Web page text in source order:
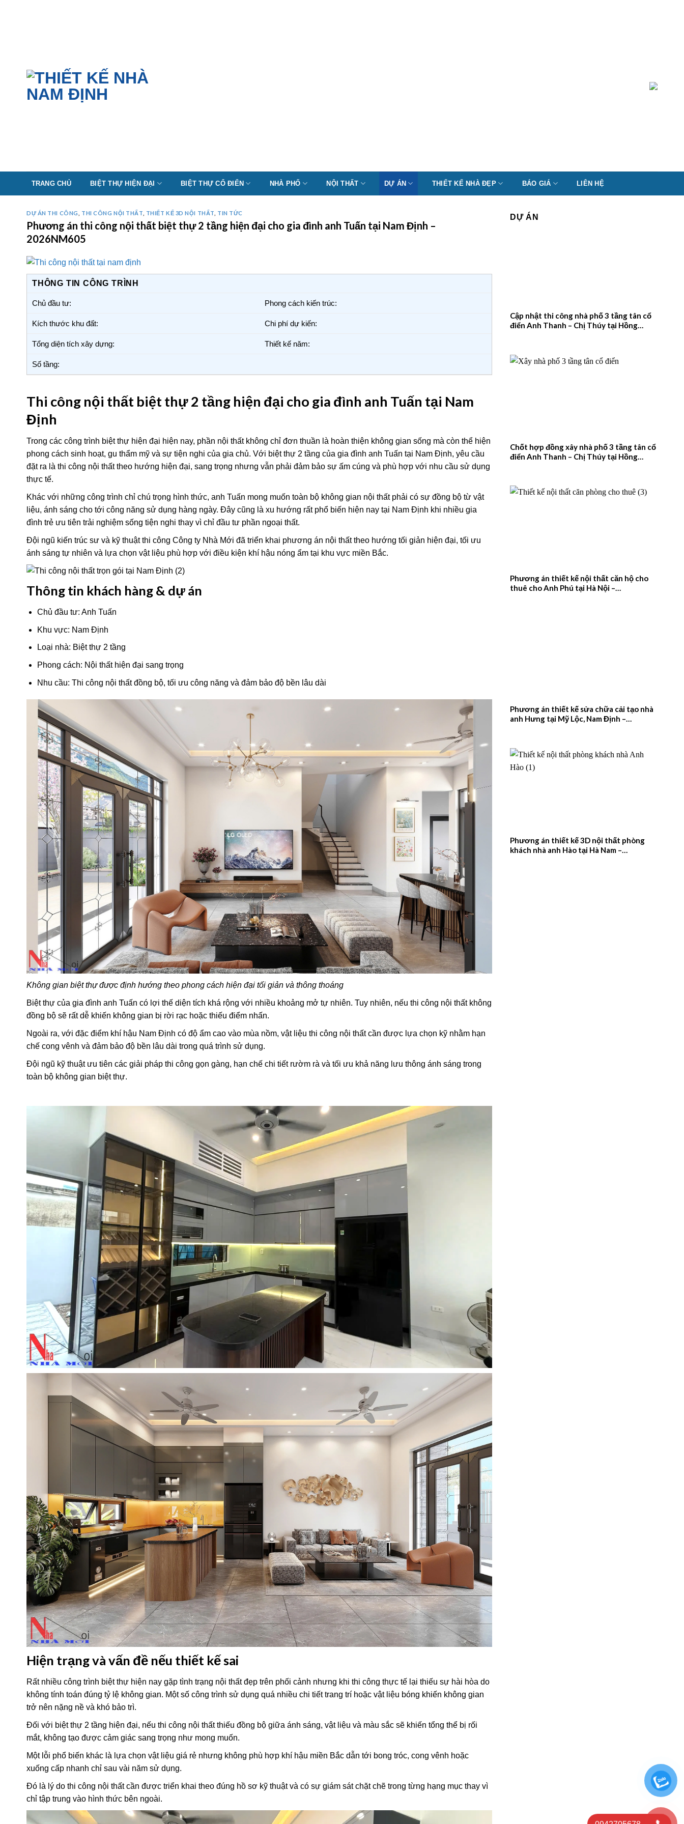
TRANG CHỦ BIỆT THỰ HIỆN ĐẠI BIỆT THỰ CỔ ĐIỂN NHÀ PHỐ NỘI THẤT DỰ ÁN THIẾT KẾ NHÀ ĐẸP BÁO GIÁ LIÊN HỆ
DỰ ÁN THI CÔNG THI CÔNG NỘI THẤT THIẾT KẾ 3D NỘI THẤT TIN TỨC
Phương án thi công nội thất biệt thự 2 tầng hiện đại cho gia đình anh Tuấn tại Nam Định –
2026NM605
THÔNG TIN CÔNG TRÌNH
Chủ đầu tư: Phong cách kiến trúc:
Kích thước khu đất: Chi phí dự kiến:
Tổng diện tích xây dựng: Thiết kế năm:
Số tầng:
Thi công nội thất biệt thự 2 tầng hiện đại cho gia đình anh Tuấn tại Nam
Định
Trong các công trình biệt thự hiện đại hiện nay, phần nội thất không chỉ đơn thuần là hoàn thiện không gian sống mà còn thể hiện
phong cách sinh hoạt, gu thẩm mỹ và sự tiện nghi của gia chủ. Với biệt thự 2 tầng của gia đình anh Tuấn tại Nam Định, yêu cầu
đặt ra là thi công nội thất theo hướng hiện đại, sang trọng nhưng vẫn phải đảm bảo sự ấm cúng và phù hợp với nhu cầu sử dụng
thực tế.
Khác với những công trình chỉ chú trọng hình thức, anh Tuấn mong muốn toàn bộ không gian nội thất phải có sự đồng bộ từ vật
liệu, ánh sáng cho tới công năng sử dụng hàng ngày. Đây cũng là xu hướng rất phổ biến hiện nay tại Nam Định khi nhiều gia
đình trẻ ưu tiên trải nghiệm sống tiện nghi thay vì chỉ đầu tư phần ngoại thất.
Đội ngũ kiến trúc sư và kỹ thuật thi công Công ty Nhà Mới đã triển khai phương án nội thất theo hướng tối giản hiện đại, tối ưu
ánh sáng tự nhiên và lựa chọn vật liệu phù hợp với điều kiện khí hậu nóng ẩm tại khu vực miền Bắc.
Thông tin khách hàng & dự án
Chủ đầu tư: Anh Tuấn
Khu vực: Nam Định
Loại nhà: Biệt thự 2 tầng
Phong cách: Nội thất hiện đại sang trọng
Nhu cầu: Thi công nội thất đồng bộ, tối ưu công năng và đảm bảo độ bền lâu dài
Không gian biệt thự được định hướng theo phong cách hiện đại tối giản và thông thoáng
Biệt thự của gia đình anh Tuấn có lợi thế diện tích khá rộng với nhiều khoảng mở tự nhiên. Tuy nhiên, nếu thi công nội thất không
đồng bộ sẽ rất dễ khiến không gian bị rời rạc hoặc thiếu điểm nhấn.
Ngoài ra, với đặc điểm khí hậu Nam Định có độ ẩm cao vào mùa nồm, vật liệu thi công nội thất cần được lựa chọn kỹ nhằm hạn
chế cong vênh và đảm bảo độ bền lâu dài trong quá trình sử dụng.
Đội ngũ kỹ thuật ưu tiên các giải pháp thi công gọn gàng, hạn chế chi tiết rườm rà và tối ưu khả năng lưu thông ánh sáng trong
toàn bộ không gian biệt thự.
Hiện trạng và vấn đề nếu thiết kế sai
Rất nhiều công trình biệt thự hiện nay gặp tình trạng nội thất đẹp trên phối cảnh nhưng khi thi công thực tế lại thiếu sự hài hòa do
không tính toán đúng tỷ lệ không gian. Một số công trình sử dụng quá nhiều chi tiết trang trí hoặc vật liệu bóng khiến không gian
trở nên nặng nề và khó bảo trì.
Đối với biệt thự 2 tầng hiện đại, nếu thi công nội thất thiếu đồng bộ giữa ánh sáng, vật liệu và màu sắc sẽ khiến tổng thể bị rối
mắt, không tạo được cảm giác sang trọng như mong muốn.
Một lỗi phổ biến khác là lựa chọn vật liệu giá rẻ nhưng không phù hợp khí hậu miền Bắc dẫn tới bong tróc, cong vênh hoặc
xuống cấp nhanh chỉ sau vài năm sử dụng.
Đó là lý do thi công nội thất cần được triển khai theo đúng hồ sơ kỹ thuật và có sự giám sát chặt chẽ trong từng hạng mục thay vì
chỉ tập trung vào hình thức bên ngoài.
DỰ ÁN
Cập nhật thi công nhà phố 3 tầng tân cổ
điển Anh Thanh – Chị Thúy tại Hồng
Chốt hợp đồng xây nhà phố 3 tầng tân cổ
điển Anh Thanh – Chị Thúy tại Hồng
Phương án thiết kế nội thất căn hộ cho
thuê cho Anh Phú tại Hà Nội –
Phương án thiết kế sửa chữa cải tạo nhà
anh Hưng tại Mỹ Lộc, Nam Định –
Phương án thiết kế 3D nội thất phòng
khách nhà anh Hào tại Hà Nam –